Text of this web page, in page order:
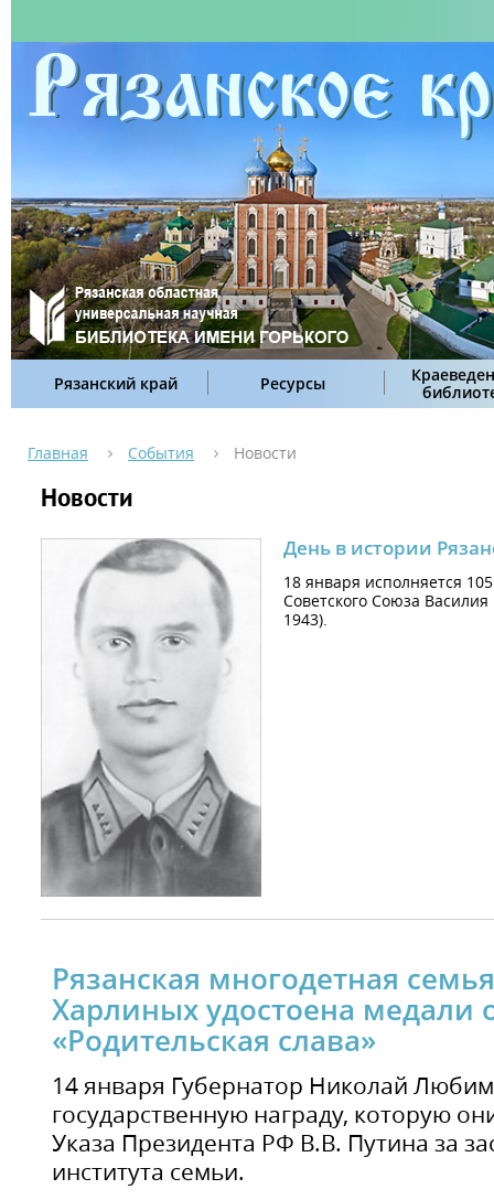
Рязанский край Ресурсы
Главная События Новости
Новости
День в истории
18 января исполняется
Советского Союза
1943).
Рязанская многодетная
Харлиных удостоена медали
«Родительская слава»
14 января Губернатор Николай
государственную награду, которую
Указа Президента РФ В.В. Путина за
института семьи.